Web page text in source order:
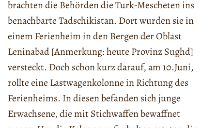
brachten die Behörden die Turk-Mescheten ins
benachbarte Tadschikistan. Dort wurden sie in
einem Ferienheim in den Bergen der Oblast
Leninabad [Anmerkung: heute Provinz Sughd]
versteckt. Doch schon kurz darauf, am 10.Juni,
rollte eine Lastwagenkolonne in Richtung des
Ferienheims. In diesen befanden sich junge
Erwachsene, die mit Stichwaffen bewaffnet